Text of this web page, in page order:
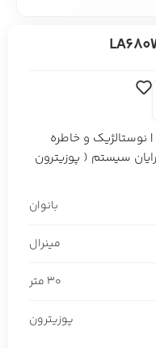
و خاطره
سیستم ( پوزیترون
بانوان
مینرال
30 متر
پوزیترون